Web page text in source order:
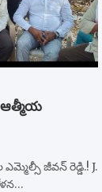
ఆత్మీయ
జీవన్ రెడ్డి.! J.